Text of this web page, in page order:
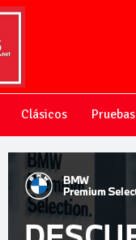
Clásicos Pruebas